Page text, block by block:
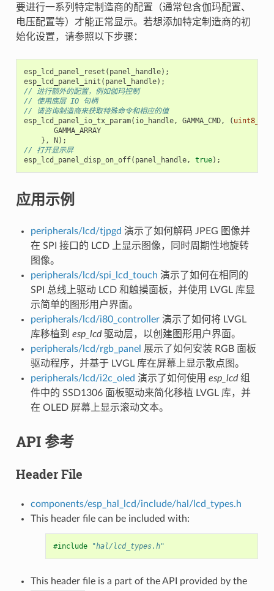
要进行一系列特定制造商的配置（通常包含伽玛配置、
电压配置等）才能正常显示。若想添加特定制造商的初
始化设置，请参照以下步骤：
esp_lcd_panel_reset ( panel_handle);
esp_lcd_panel_init ( panel_handle);
// 进行额外的配置，例如伽玛控制
// 使用底层 IO 句柄
// 请咨询制造商来获取特殊命令和相应的值
esp_lcd_panel_io_tx_param( io_handle, GAMMA_CMD, ( uint8_t
GAMMA_ARRAY
},
N);
// 打开显示屏
esp_lcd_panel_disp_on_off( panel_handle, true);
应用示例
peripherals/lcd/tjpgd 演示了如何解码 JPEG 图像并
在 SPI 接口的 LCD 上显示图像，同时周期性地旋转
图像。
peripherals/lcd/spi_lcd_touch 演示了如何在相同的
SPI 总线上驱动 LCD 和触摸面板，并使用 LVGL 库显
示简单的图形用户界面。
peripherals/lcd/i80_controller演示了如何将 LVGL
库移植到 esp_lcd驱动层，以创建图形用户界面。
peripherals/lcd/rgb_panel 展示了如何安装 RGB 面板
驱动程序，并基于 LVGL 库在屏幕上显示散点图。
peripherals/lcd/i2c_oled 演示了如何使用 esp_lcd组
件中的 SSD1306 面板驱动来简化移植 LVGL 库，并
在 OLED 屏幕上显示滚动文本。
API 参考
Header File
components/esp_hal_lcd/include/hal/lcd_types.h
This header file can be included with:
#include "hal/lcd_types.h"
This header file is a part of the API provided by the